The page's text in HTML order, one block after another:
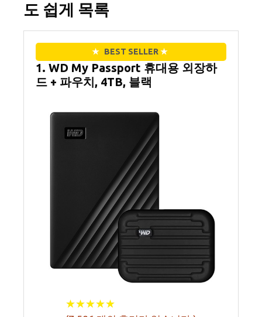
도 쉽게 목록
★ BEST SELLER ★
1. WD My Passport 휴대용 외장하
드 + 파우치, 4TB, 블랙
★★★★★
★★★★★